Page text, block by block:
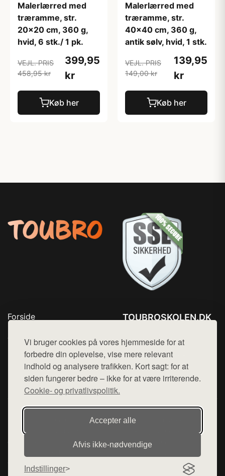
Vi bruger cookies på vores hjemmeside for at
forbedre din oplevelse, vise mere relevant
indhold og analysere trafikken. Kort sagt: for at
siden fungerer bedre – ikke for at være irriterende.
Cookie- og privatlivspolitik.
Accepter alle
Afvis ikke‑nødvendige
Indstillinger
Malerlærred med
træramme, str.
20x20 cm, 360 g,
hvid, 6 stk./ 1 pk.
VEJL. PRIS
458,95 kr
399,95
kr
Køb her
Malerlærred med
træramme, str.
40x40 cm, 360 g,
antik sølv, hvid, 1 stk.
VEJL. PRIS
149,00 kr
139,95
kr
Køb her
Forside
Top Rabatter
Blog
Kontakt
TOUBROSKOLEN.DK
Mail: hej@want.dk
Cookie- og privatlivspolitik
Denne side er en del af want.dk, der udgiver en række
hjemmesider med præsentation af forskellige produkter fra
diverse webshops. Der sælges ikke varer fra denne side - vi
henviser til de shops, som sælger varen. Vi har heller ikke
varerne på lager.